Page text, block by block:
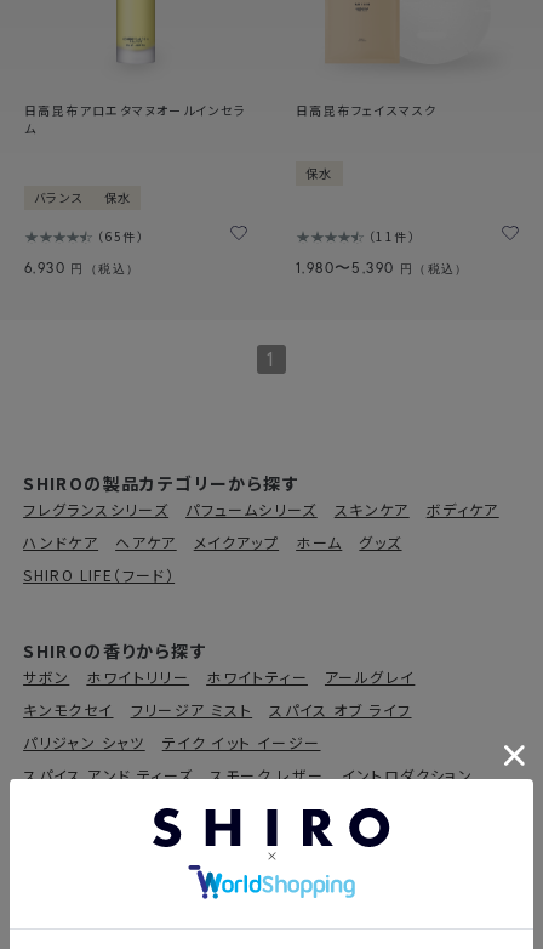
日高昆布アロエタマヌオールインセラ
ム
バランス 保水
65件
6,930 円（税込）
日高昆布フェイスマスク
保水
11件
1,980〜5,390 円（税込）
1
SHIROの製品カテゴリーから探す
フレグランスシリーズ パフュームシリーズ スキンケア
ボディケア
ハンドケア
ヘアケア メイクアップ ホーム
グッズ
SHIRO LIFE（フード）
SHIROの香りから探す
サボン ホワイトリリー ホワイトティー
アールグレイ
キンモクセイ
フリージア ミスト
スパイス オブ ライフ
パリジャン シャツ
テイク イット イージー
スパイス アンド ティーズ
スモーク レザー
イントロダクション
パリジェンヌ フェイヴァリット
マーベラス スター
インセンス クリア
ピオニー ブリス
ビー ライク ユー
ブラック フォレスト ブレッシング